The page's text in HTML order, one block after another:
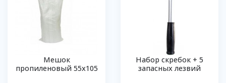
Мешок
пропиленовый 55х105
Набор скребок + 5
запасных лезвий